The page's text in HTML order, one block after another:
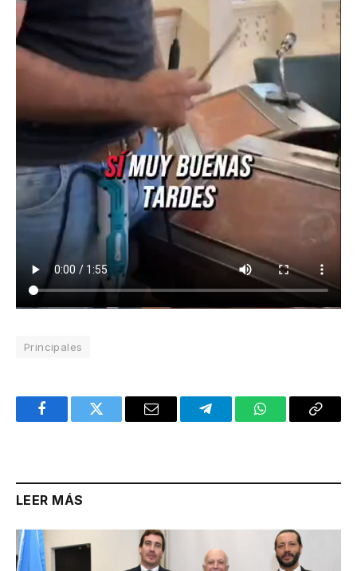
Principales
FacebookTwitter Email TelegramWhatsAppCopy
LEER MÁS